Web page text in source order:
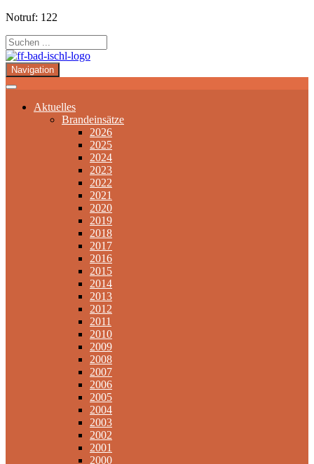
Notruf: 122
Navigation
Aktuelles
Brandeinsätze
2026
2025
2024
2023
2022
2021
2020
2019
2018
2017
2016
2015
2014
2013
2012
2011
2010
2009
2008
2007
2006
2005
2004
2003
2002
2001
2000